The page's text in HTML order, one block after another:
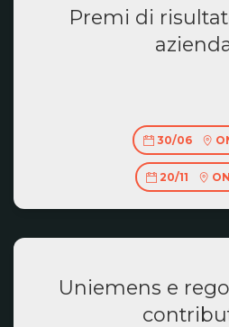
Premi di
30/06
20/11
Uniemens e